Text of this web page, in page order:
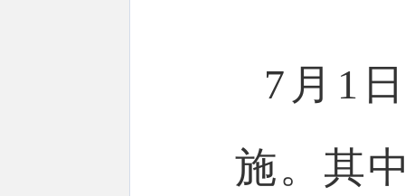
7月1
施。其